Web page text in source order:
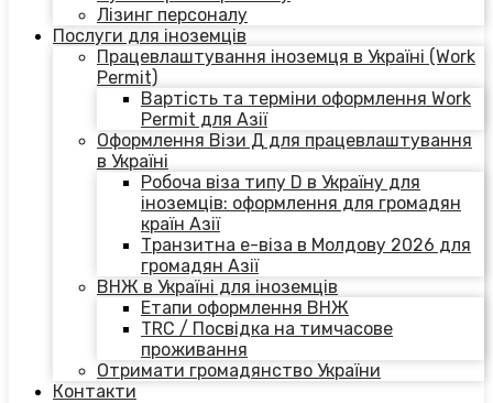
Лізинг персоналу
Послуги для іноземців
Працевлаштування іноземця в Україні (Work
Permit)
Вартість та терміни оформлення Work
Permit для Азії
Оформлення Візи Д для працевлаштування
в Україні
Робоча віза типу D в Україну для
іноземців: оформлення для громадян
країн Азії
Транзитна е-віза в Молдову 2026 для
громадян Азії
ВНЖ в Україні для іноземців
Етапи оформлення ВНЖ
TRC / Посвідка на тимчасове
проживання
Отримати громадянство України
Контакти